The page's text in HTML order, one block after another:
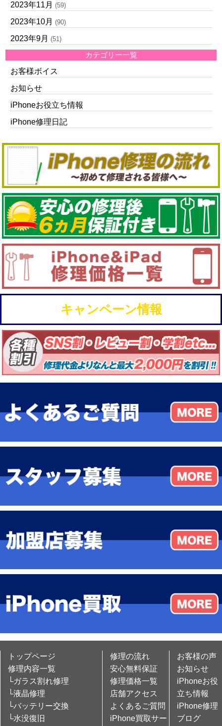
2023年11月 (59)
2023年10月 (90)
2023年9月 (51)
カテゴリー一覧
お客様ボイス
お知らせ
iPhoneお役立ち情報
iPhone修理日記
キャンペーン情報
トップページ
修理内容一覧
└ガラス割れ修理
└液晶修理
└バッテリー交換
└水没復旧
修理の流れ
安心無料保証
修理価格一覧
店舗アクセス
よくあるご質問
iPhone買取サー
お客様の声
お知らせ
iPhoneお役
立ち情報
iPhone修理
ブログ